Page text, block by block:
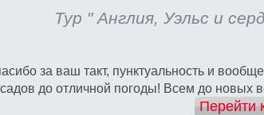
Тур " Англия, Уэльс и
за ваш такт, пунктуальность и
до отличной погоды! Всем до новых
Перейти